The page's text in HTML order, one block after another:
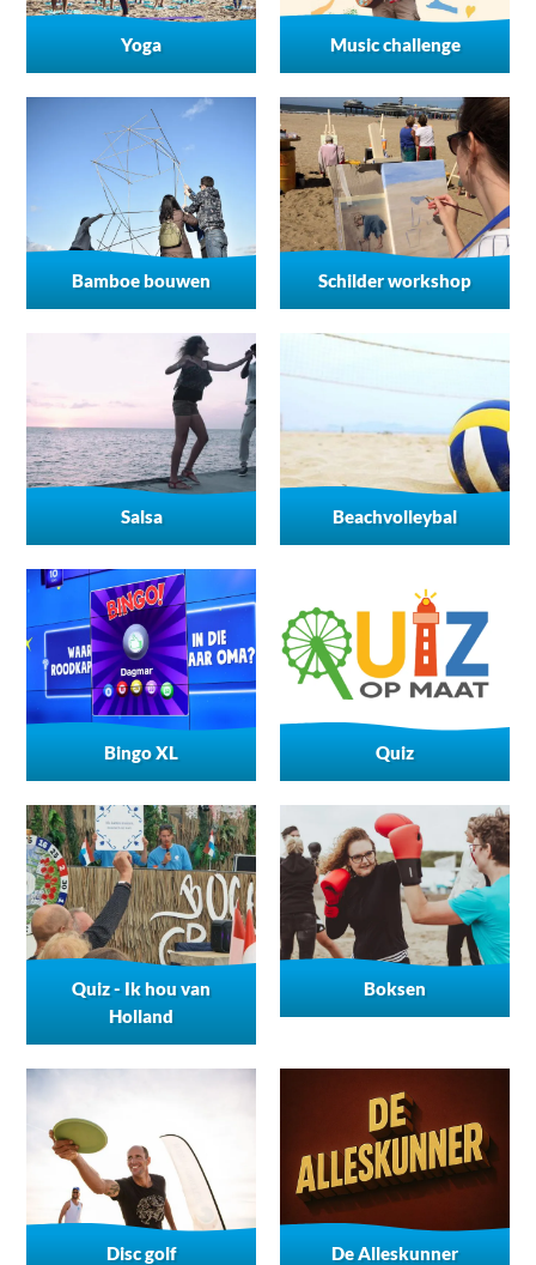
Yoga Music challenge
Bamboe bouwen Schilder workshop
Salsa Beachvolleybal
Bingo XL Quiz
Quiz - Ik hou van
Holland
Boksen
Disc golf De Alleskunner